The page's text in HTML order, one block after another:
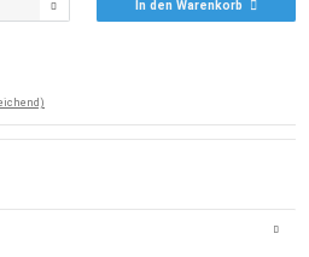
In den Warenkorb